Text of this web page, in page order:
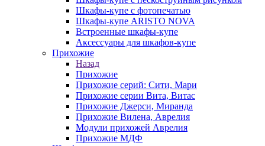
Шкафы-купе с фотопечатью
Шкафы-купе ARISTO NOVA
Встроенные шкафы-купе
Аксессуары для шкафов-купе
Прихожие
Назад
Прихожие
Прихожие серий: Сити, Мари
Прихожие серии Вита, Витас
Прихожие Джерси, Миранда
Прихожие Вилена, Аврелия
Модули прихожей Аврелия
Прихожие МДФ